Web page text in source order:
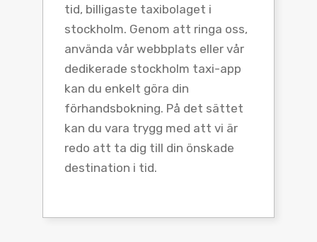
tid, billigaste taxibolaget i
stockholm. Genom att ringa oss,
använda vår webbplats eller vår
dedikerade stockholm taxi-app
kan du enkelt göra din
förhandsbokning. På det sättet
kan du vara trygg med att vi är
redo att ta dig till din önskade
destination i tid.